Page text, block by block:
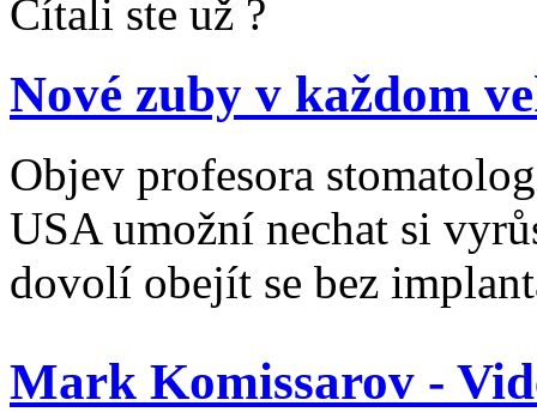
Čítali ste už ?
Nové zuby v každom
Objev profesora
USA umožní nechat si
dovolí obejít se bez
Mark Komissarov -